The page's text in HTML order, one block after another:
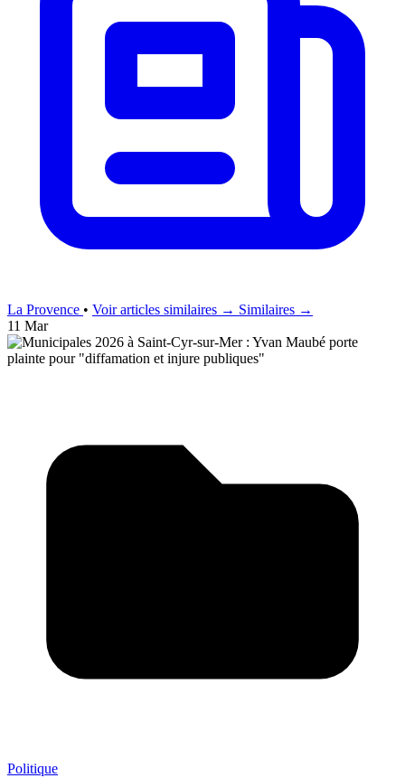
La Provence • Voir articles similaires → Similaires →
11 Mar
Politique